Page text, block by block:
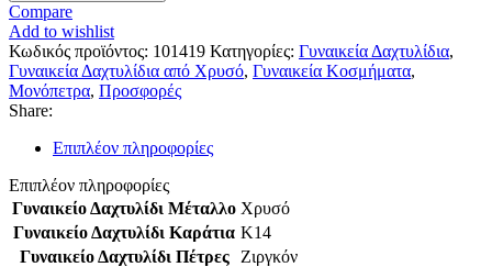
Compare
Add to wishlist
Κωδικός προϊόντος: 101419 Κατηγορίες: Γυναικεία Δαχτυλίδια,
Γυναικεία Δαχτυλίδια από Χρυσό, Γυναικεία Κοσμήματα,
Μονόπετρα, Προσφορές
Share:
Επιπλέον πληροφορίες
Επιπλέον πληροφορίες
Γυναικείο Δαχτυλίδι Μέταλλο Χρυσό
Γυναικείο Δαχτυλίδι Καράτια K14
Γυναικείο Δαχτυλίδι Πέτρες
Ζιργκόν